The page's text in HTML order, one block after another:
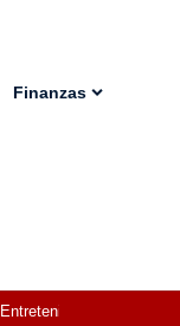
Finanzas
Entretenimiento